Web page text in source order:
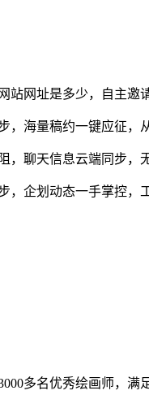
网址是多少，自主邀请
海量稿约一键应征，从
聊天信息云端同步，无
企划动态一手掌控，工
多名优秀绘画师，满足